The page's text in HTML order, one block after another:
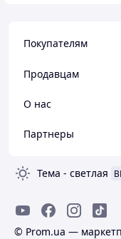
Покупателям
Продавцам
О нас
Партнеры
Тема - светлая
© Prom.ua —